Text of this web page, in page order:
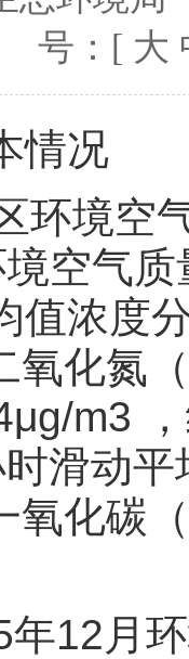
号：[ 大
况
境空气
空气
值浓度
氧化氮
m3
滑动
氧化碳
12月